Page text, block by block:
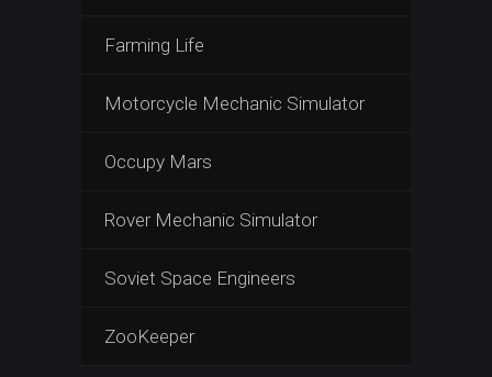
Farming Life
Motorcycle Mechanic Simulator
Occupy Mars
Rover Mechanic Simulator
Soviet Space Engineers
ZooKeeper